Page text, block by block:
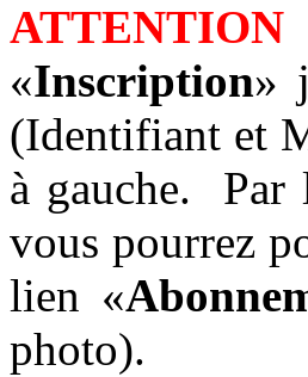
«Inscription»
(Identifiant et
à gauche. Par
vous pourrez
lien «
photo).